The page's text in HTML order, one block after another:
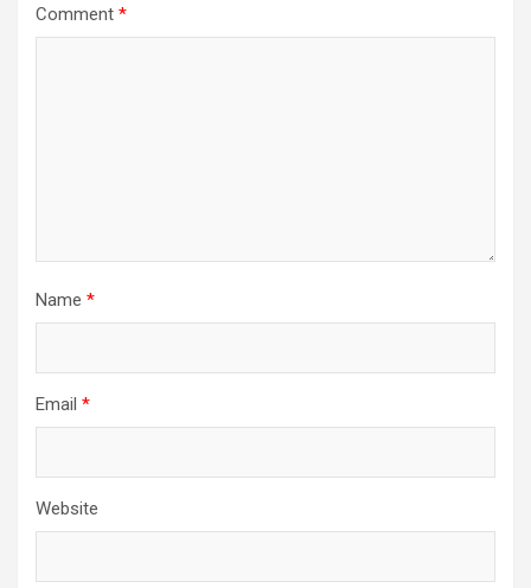
Comment *
Name *
Email *
Website